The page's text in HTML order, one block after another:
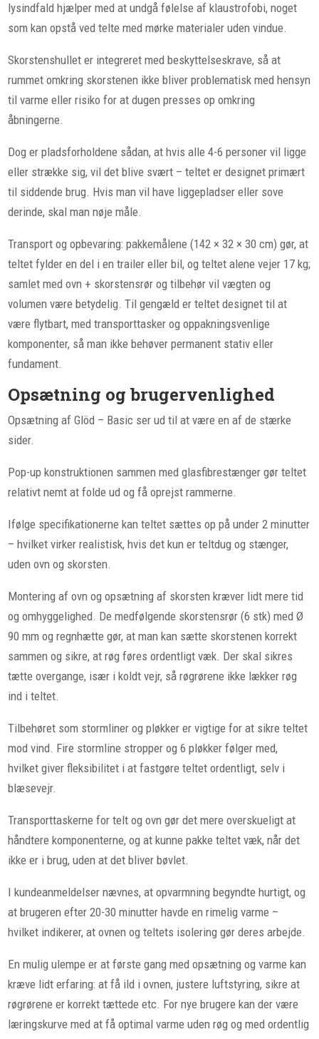
lysindfald hjælper med at undgå følelse af klaustrofobi, noget
som kan opstå ved telte med mørke materialer uden vindue.
Skorstenshullet er integreret med beskyttelseskrave, så at
rummet omkring skorstenen ikke bliver problematisk med hensyn
til varme eller risiko for at dugen presses op omkring
åbningerne.
Dog er pladsforholdene sådan, at hvis alle 4-6 personer vil ligge
eller strække sig, vil det blive svært – teltet er designet primært
til siddende brug. Hvis man vil have liggepladser eller sove
derinde, skal man nøje måle.
Transport og opbevaring: pakkemålene (142 × 32 × 30 cm) gør, at
teltet fylder en del i en trailer eller bil, og teltet alene vejer 17 kg;
samlet med ovn + skorstensrør og tilbehør vil vægten og
volumen være betydelig. Til gengæld er teltet designet til at
være flytbart, med transporttasker og oppakningsvenlige
komponenter, så man ikke behøver permanent stativ eller
fundament.
Opsætning og brugervenlighed
Opsætning af Glöd – Basic ser ud til at være en af de stærke
sider.
Pop-up konstruktionen sammen med glasfibrestænger gør teltet
relativt nemt at folde ud og få oprejst rammerne.
Ifølge specifikationerne kan teltet sættes op på under 2 minutter
– hvilket virker realistisk, hvis det kun er teltdug og stænger,
uden ovn og skorsten.
Montering af ovn og opsætning af skorsten kræver lidt mere tid
og omhyggelighed. De medfølgende skorstensrør (6 stk) med Ø
90 mm og regnhætte gør, at man kan sætte skorstenen korrekt
sammen og sikre, at røg føres ordentligt væk. Der skal sikres
tætte overgange, især i koldt vejr, så røgrørene ikke lækker røg
ind i teltet.
Tilbehøret som stormliner og pløkker er vigtige for at sikre teltet
mod vind. Fire stormline stropper og 6 pløkker følger med,
hvilket giver fleksibilitet i at fastgøre teltet ordentligt, selv i
blæsevejr.
Transporttaskerne for telt og ovn gør det mere overskueligt at
håndtere komponenterne, og at kunne pakke teltet væk, når det
ikke er i brug, uden at det bliver bøvlet.
I kundeanmeldelser nævnes, at opvarmning begyndte hurtigt, og
at brugeren efter 20-30 minutter havde en rimelig varme –
hvilket indikerer, at ovnen og teltets isolering gør deres arbejde.
En mulig ulempe er at første gang med opsætning og varme kan
kræve lidt erfaring: at få ild i ovnen, justere luftstyring, sikre at
røgrørene er korrekt tættede etc. For nye brugere kan der være
læringskurve med at få optimal varme uden røg og med ordentlig